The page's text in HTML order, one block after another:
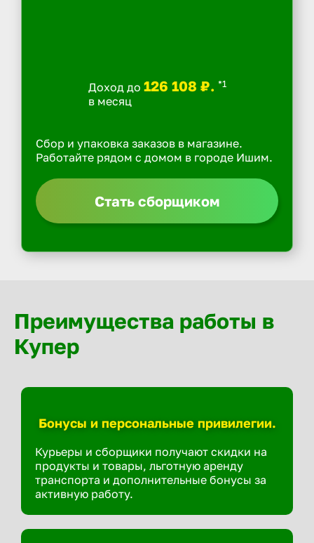
Доход до 126 108 ₽. *1
в месяц
Сбор и упаковка заказов в магазине.
Работайте рядом с домом в городе Ишим.
Стать сборщиком
Преимущества работы в
Купер
Бонусы и персональные привилегии.
Курьеры и сборщики получают скидки на
продукты и товары, льготную аренду
транспорта и дополнительные бонусы за
активную работу.